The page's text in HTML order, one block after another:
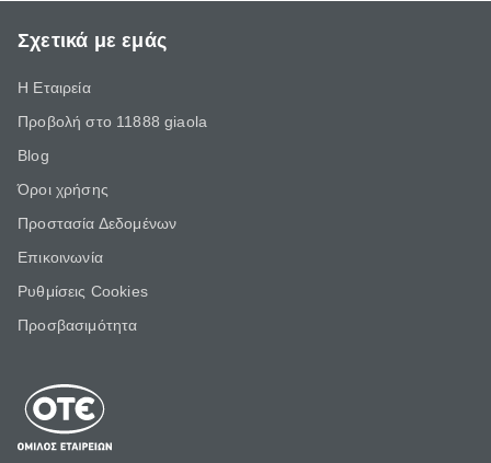
Σχετικά με εμάς
Η Εταιρεία
Προβολή στο 11888 giaola
Blog
Όροι χρήσης
Προστασία Δεδομένων
Επικοινωνία
Ρυθμίσεις Cookies
Προσβασιμότητα